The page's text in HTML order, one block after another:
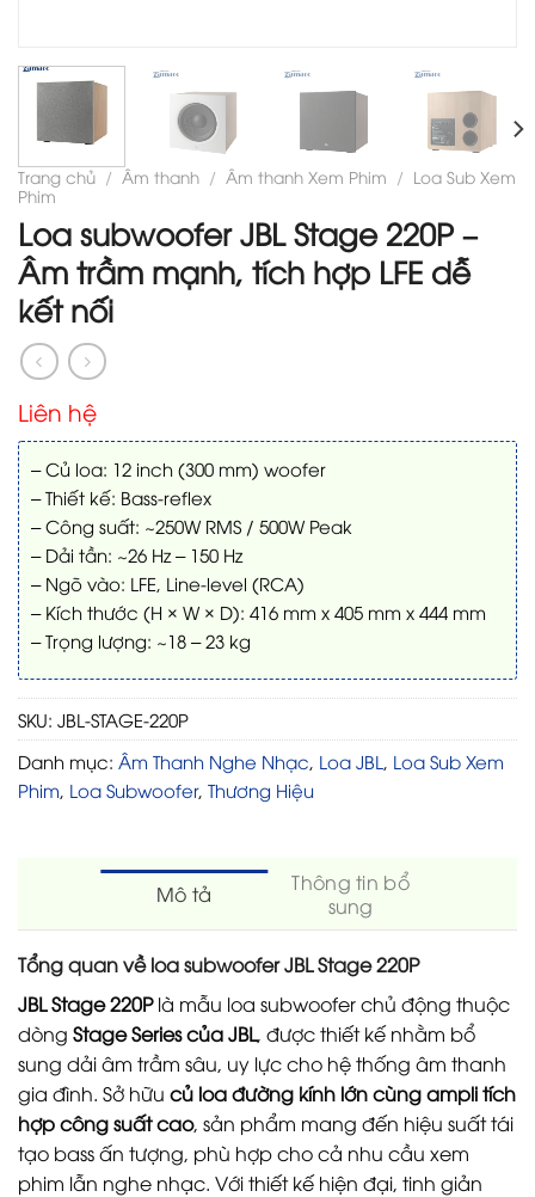
Trang chủ / Âm thanh / Âm thanh Xem Phim / Loa Sub Xem
Phim
Loa subwoofer JBL Stage 220P –
Âm trầm mạnh, tích hợp LFE dễ
kết nối
Liên hệ
– Củ loa: 12 inch (300 mm) woofer
– Thiết kế: Bass-reflex
– Công suất: ~250W RMS / 500W Peak
– Dải tần: ~26 Hz – 150 Hz
– Ngõ vào: LFE, Line-level (RCA)
– Kích thước (H × W × D): 416 mm x 405 mm x 444 mm
– Trọng lượng: ~18 – 23 kg
SKU: JBL-STAGE-220P
Danh mục: Âm Thanh Nghe Nhạc Loa JBL
Loa Sub Xem
Phim Loa Subwoofer, Thương Hiệu
Mô tả
Thông tin bổ
sung
Tổng quan về loa subwoofer JBL Stage 220P
JBL Stage 220Plà mẫu loa subwoofer chủ động thuộc
dòng Stage Series củaJBL, được thiết kế nhằm bổ
sung dải âm trầm sâu, uy lực cho hệ thống âm thanh
gia đình. Sở hữu củ loa đường kính lớn cùng ampli tích
hợp công suất cao, sản phẩm mang đến hiệu suất tái
tạo bass ấn tượng, phù hợp cho cả nhu cầu xem
phim lẫn nghe nhạc. Với thiết kế hiện đại, tinh giản